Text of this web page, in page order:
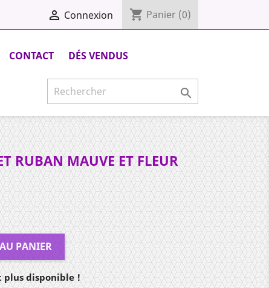
 Connexion shopping_cart Panier (0)
CONTACT DÉS VENDUS

RUBAN MAUVE ET FLEUR
PANIER
disponible !